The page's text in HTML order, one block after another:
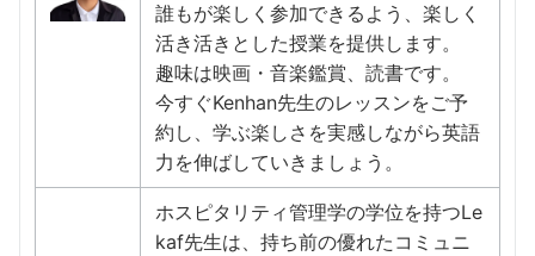
誰もが楽しく参加できるよう、楽しく
活き活きとした授業を提供します。
趣味は映画・音楽鑑賞、読書です。
今すぐKenhan先生のレッスンをご予
約し、学ぶ楽しさを実感しながら英語
力を伸ばしていきましょう。
ホスピタリティ管理学の学位を持つLe
kaf先生は、持ち前の優れたコミュニ